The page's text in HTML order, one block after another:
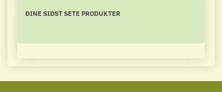
DINE SIDST SETE PRODUKTER